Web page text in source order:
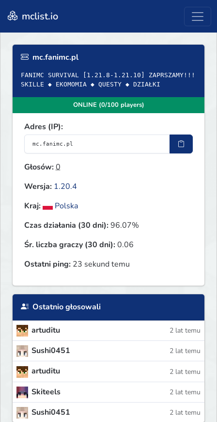
mclist.io
mc.fanimc.pl
FANIMC SURVIVAL [1.21.8-1.21.10] ZAPRSZAMY!!!
SKILLE ◆ EKOMOMIA ◆ QUESTY ◆ DZIAŁKI
ONLINE (0/100 players)
Adres (IP):
Głosów:0
Wersja: 1.20.4
Kraj:
Polska
Czas działania (30 dni):96.07%
Śr. liczba graczy (30 dni):0.06
Ostatni ping: 23 sekund temu
Ostatnio głosowali
artuditu 2 lat temu
Sushi0451 2 lat temu
artuditu 2 lat temu
Skiteels 2 lat temu
Sushi0451 2 lat temu